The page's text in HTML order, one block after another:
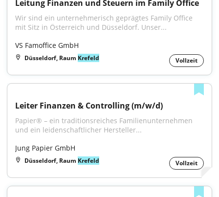
Leitung Finanzen und Steuern im Family Office
Wir sind ein unternehmerisch geprägtes Family Office
mit Sitz in Österreich und Düsseldorf. Unser...
VS Famoffice GmbH
Düsseldorf, Raum Krefeld Vollzeit
Leiter Finanzen & Controlling (m/w/d)
Papier® – ein traditionsreiches Familienunternehmen
und ein leidenschaftlicher Hersteller...
Jung Papier GmbH
Düsseldorf, Raum Krefeld Vollzeit